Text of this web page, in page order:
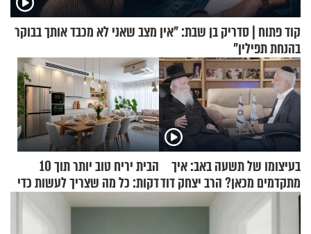
קוד פתוח | סדריק בן שבת: "אין מצב שאני לא מכבד אותך בבוקר
בהנחת תפילין"
בעיצומו של תשעה באב: איך
מתקדמים מכאן? הרב יצחק דוד
גרוסמן בשיחה מיוחדת
הבית יריח טוב יותר תוך 10
דקות: כל מה שצריך לעשות כדי
לרענן את הבית